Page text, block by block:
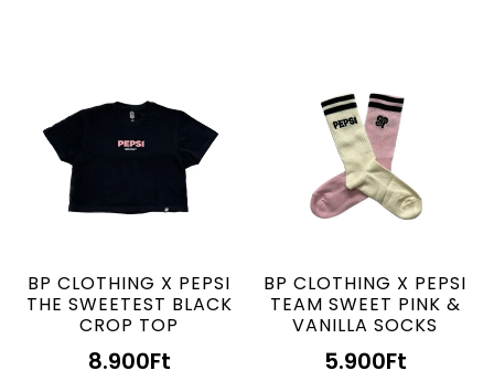
BP CLOTHING X PEPSI
THE SWEETEST BLACK
CROP TOP
8.900Ft
BP CLOTHING X PEPSI
TEAM SWEET PINK &
VANILLA SOCKS
5.900Ft